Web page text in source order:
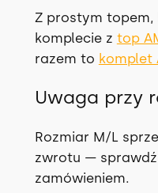
Z prostym
komplecie z top
razem to komplet
Uwaga przy
Rozmiar M/L
zwrotu —
zamówieniem.